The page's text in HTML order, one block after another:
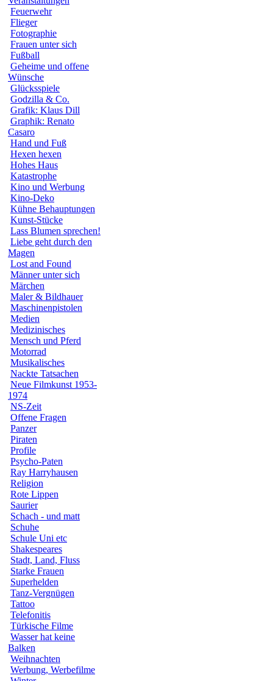
Feuerwehr
Flieger
Fotographie
Frauen unter sich
Fußball
Geheime und offene
Wünsche
Glücksspiele
Godzilla & Co.
Grafik: Klaus Dill
Graphik: Renato
Casaro
Hand und Fuß
Hexen hexen
Hohes Haus
Katastrophe
Kino und Werbung
Kino-Deko
Kühne Behauptungen
Kunst-Stücke
Lass Blumen sprechen!
Liebe geht durch den
Magen
Lost and Found
Männer unter sich
Märchen
Maler & Bildhauer
Maschinenpistolen
Medien
Medizinisches
Mensch und Pferd
Motorrad
Musikalisches
Nackte Tatsachen
Neue Filmkunst 1953-
1974
NS-Zeit
Offene Fragen
Panzer
Piraten
Profile
Psycho-Paten
Ray Harryhausen
Religion
Rote Lippen
Saurier
Schach - und matt
Schuhe
Schule Uni etc
Shakespeares
Stadt, Land, Fluss
Starke Frauen
Superhelden
Tanz-Vergnügen
Tattoo
Telefonitis
Türkische Filme
Wasser hat keine
Balken
Weihnachten
Werbung, Werbefilme